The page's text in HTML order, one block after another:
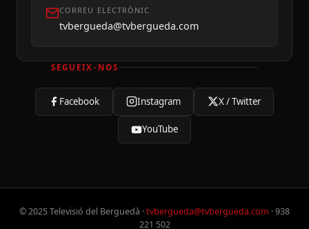
CORREU ELECTRÒNIC
tvbergueda@tvbergueda.com
SEGUEIX-NOS
Facebook Instagram X / Twitter
YouTube
© 2025 Televisió del Berguedà ·tvbergueda@tvbergueda.com · 938
221 502